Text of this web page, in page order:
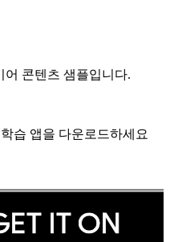
어 콘텐츠 샘플입니다.
습 앱을 다운로드하세요